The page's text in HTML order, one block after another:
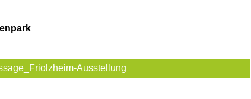
Ausstellung